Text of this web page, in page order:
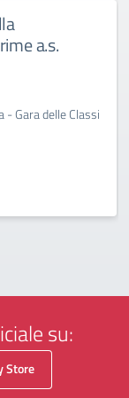
a.s.
Gara delle Classi
su:
Store